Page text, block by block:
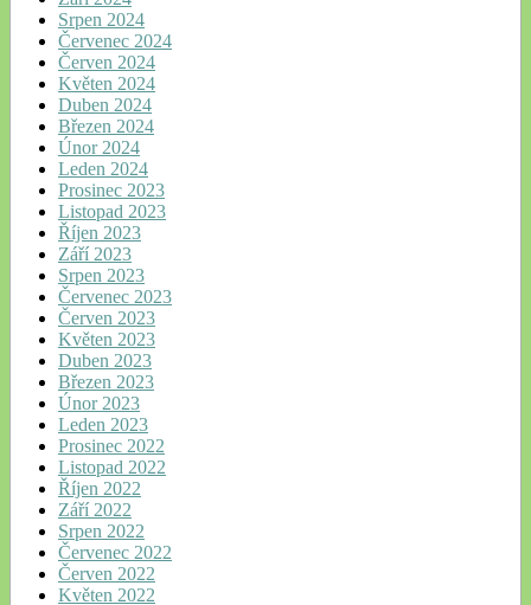
Srpen 2024
Červenec 2024
Červen 2024
Květen 2024
Duben 2024
Březen 2024
Únor 2024
Leden 2024
Prosinec 2023
Listopad 2023
Říjen 2023
Září 2023
Srpen 2023
Červenec 2023
Červen 2023
Květen 2023
Duben 2023
Březen 2023
Únor 2023
Leden 2023
Prosinec 2022
Listopad 2022
Říjen 2022
Září 2022
Srpen 2022
Červenec 2022
Červen 2022
Květen 2022